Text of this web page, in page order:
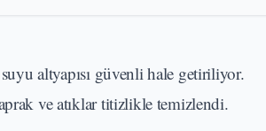
altyapısı güvenli hale getiriliyor.
ve atıklar titizlikle temizlendi.